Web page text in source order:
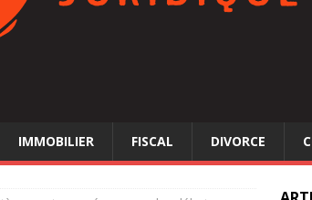
IMMOBILIER FISCAL DIVORCE